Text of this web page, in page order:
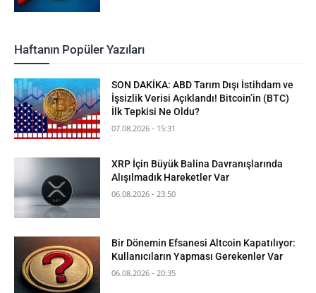
Haftanın Popüler Yazıları
SON DAKİKA: ABD Tarım Dışı İstihdam ve
İşsizlik Verisi Açıklandı! Bitcoin’in (BTC)
İlk Tepkisi Ne Oldu?
07.08.2026 - 15:31
XRP İçin Büyük Balina Davranışlarında
Alışılmadık Hareketler Var
06.08.2026 - 23:50
Bir Dönemin Efsanesi Altcoin Kapatılıyor:
Kullanıcıların Yapması Gerekenler Var
06.08.2026 - 20:35